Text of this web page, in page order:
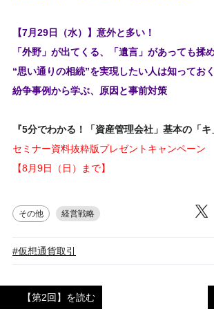
【7月29日（水）】意外と多い！
「外野」が出てくる、「遺言」があっても揉
“思い通りの相続”を実現したい人は知ってお
紛争事例から学ぶ、原因と事前対策
『5分でわかる！「資産管理会社」基本の「キ
セミナー資料抜粋版プレゼントキャンペーン
【8月9日（日）まで】
その他 経営戦略
#仮想通貨取引
【第2回】を読む